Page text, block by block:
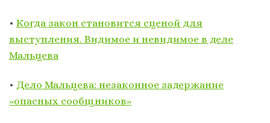
• Когда закон становится сценой для
выступления. Видимое и невидимое в деле
Мальцева
• Дело Мальцева: незаконное задержание
«опасных сообщников»